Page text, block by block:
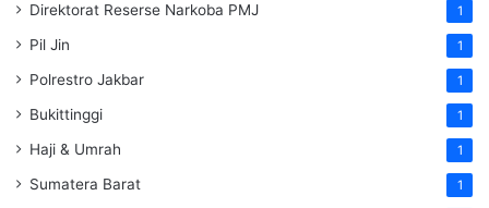
Direktorat Reserse Narkoba PMJ 1
Pil Jin 1
Polrestro Jakbar 1
Bukittinggi 1
Haji & Umrah 1
Sumatera Barat 1